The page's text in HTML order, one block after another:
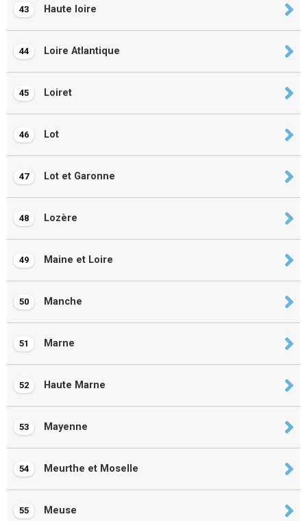
43 Haute loire
44 Loire Atlantique
45 Loiret
46 Lot
47 Lot et Garonne
48 Lozère
49 Maine et Loire
50 Manche
51 Marne
52 Haute Marne
53 Mayenne
54 Meurthe et Moselle
55 Meuse